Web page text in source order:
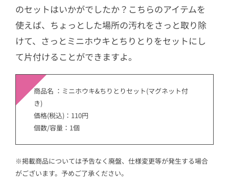
のセットはいかがでしたか？こちらのアイテムを
使えば、ちょっとした場所の汚れをさっと取り除
けて、さっとミニホウキとちりとりをセットにし
て片付けることができますよ。
商品名 ：ミニホウキ&ちりとりセット(マグネット付
き)
価格(税込)：110円
個数/容量：1個
※掲載商品については予告なく廃盤、仕様変更等が発生する場合
がございます。予めご了承ください。